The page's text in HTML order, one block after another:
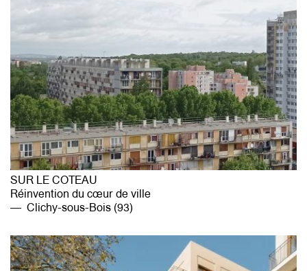
SUR LE COTEAU
Réinvention du cœur de ville
Clichy-sous-Bois (93)